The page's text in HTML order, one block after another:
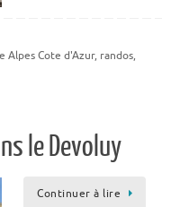
Alpes Cote d'Azur, randos,
le Devoluy
Continuer à lire